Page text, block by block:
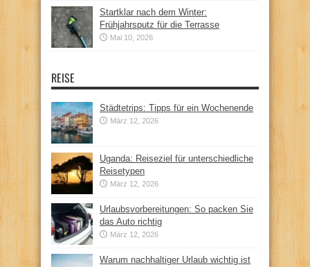
Startklar nach dem Winter:
Frühjahrsputz für die Terrasse
Mai 10, 2026
REISE
Städtetrips: Tipps für ein Wochenende
März 12, 2026
Uganda: Reiseziel für unterschiedliche
Reisetypen
März 12, 2026
Urlaubsvorbereitungen: So packen Sie
das Auto richtig
März 12, 2026
Warum nachhaltiger Urlaub wichtig ist